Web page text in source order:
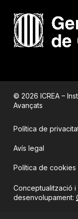
© 2026 ICREA –
Avançats
Política de
Avís legal
Política de cookies
Conceptualització i
desenvolupament: